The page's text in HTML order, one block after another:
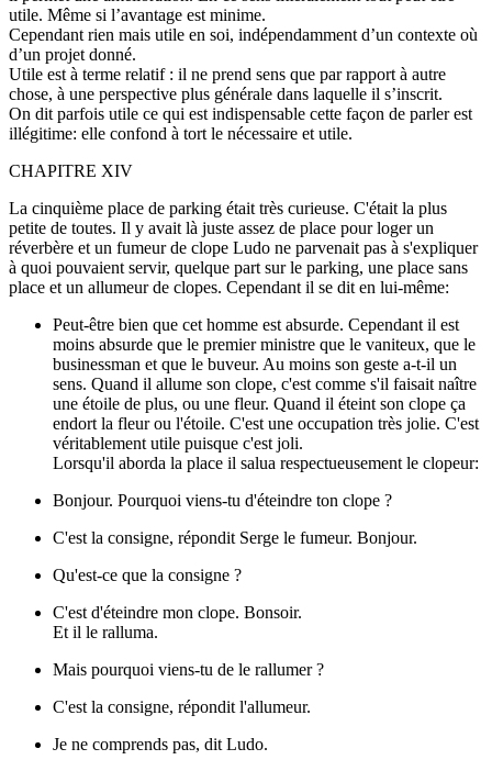
utile. Même si l’avantage est minime.
Cependant rien mais utile en soi, indépendamment d’un contexte où
d’un projet donné.
Utile est à terme relatif : il ne prend sens que par rapport à autre
chose, à une perspective plus générale dans laquelle il s’inscrit.
On dit parfois utile ce qui est indispensable cette façon de parler est
illégitime: elle confond à tort le nécessaire et utile.
CHAPITRE XIV
La cinquième place de parking était très curieuse. C'était la plus
petite de toutes. Il y avait là juste assez de place pour loger un
réverbère et un fumeur de clope Ludo ne parvenait pas à s'expliquer
à quoi pouvaient servir, quelque part sur le parking, une place sans
place et un allumeur de clopes. Cependant il se dit en lui-même:
Peut-être bien que cet homme est absurde. Cependant il est
moins absurde que le premier ministre que le vaniteux, que le
businessman et que le buveur. Au moins son geste a-t-il un
sens. Quand il allume son clope, c'est comme s'il faisait naître
une étoile de plus, ou une fleur. Quand il éteint son clope ça
endort la fleur ou l'étoile. C'est une occupation très jolie. C'est
véritablement utile puisque c'est joli.
Lorsqu'il aborda la place il salua respectueusement le clopeur:
Bonjour. Pourquoi viens-tu d'éteindre ton clope ?
C'est la consigne, répondit Serge le fumeur. Bonjour.
Qu'est-ce que la consigne ?
C'est d'éteindre mon clope. Bonsoir.
Et il le ralluma.
Mais pourquoi viens-tu de le rallumer ?
C'est la consigne, répondit l'allumeur.
Je ne comprends pas, dit Ludo.